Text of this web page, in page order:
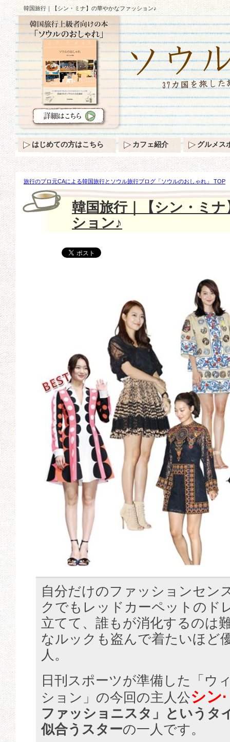
韓国旅行｜【シン・ミナ】の華やかなファッション♪
旅行のプロ元CAによる韓国旅行とソウル旅行ブログ「ソウルのおしゃれ」 TOP
ミナ】の華やかなファッション♪
韓国旅行｜【シン・ミ
ション♪
自分だけのファッションセン
クでもレッドカーペットのド
立てて、誰もが消化するのは
なルックも盗んで着たいほど
人。
日刊スポーツが準備した「ウ
ション」の今回の主人公シン
ファッショニスタ」というタ
似合うスターの一人です。
はじめての方はこちら カフェ紹介 グルメス